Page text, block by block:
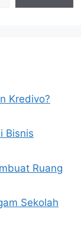
Kredivo?
Bisnis
Ruang
Sekolah